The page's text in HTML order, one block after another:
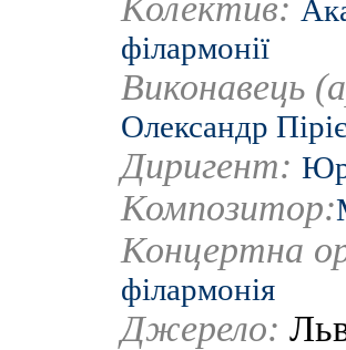
Колектив:
філармонії
Виконавець
Олександр
Диригент:
Композитор:
Концертна
філармонія
Джерело: